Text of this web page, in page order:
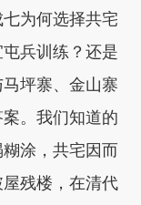
为何选择共宅
兵训练？还是
坪寨、金山寨
。我们知道的
涂，共宅因而
残楼，在清代